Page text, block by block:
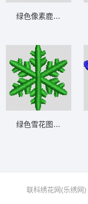
计图
挥棒
绿色像素鹿雕像 小鹿
绿色雪
联科绣花网(乐绣网